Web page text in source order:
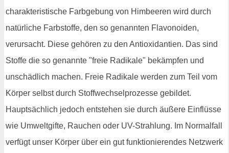
charakteristische Farbgebung von Himbeeren wird durch
natürliche Farbstoffe, den so genannten Flavonoiden,
verursacht. Diese gehören zu den Antioxidantien. Das sind
Stoffe die so genannte "freie Radikale" bekämpfen und
unschädlich machen. Freie Radikale werden zum Teil vom
Körper selbst durch Stoffwechselprozesse gebildet.
Hauptsächlich jedoch entstehen sie durch äußere Einflüsse
wie Umweltgifte, Rauchen oder UV-Strahlung. Im Normalfall
verfügt unser Körper über ein gut funktionierendes Netzwerk